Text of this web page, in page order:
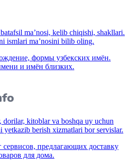
ma’nosi, kelib chiqishi, shakllari.
ismlari ma’nosini bilib oling.
формы узбекских имён.
и имён близких.
kitoblar va boshqa uy uchun
yetkazib berish xizmatlari bor servislar.
предлагающих доставку
для дома.